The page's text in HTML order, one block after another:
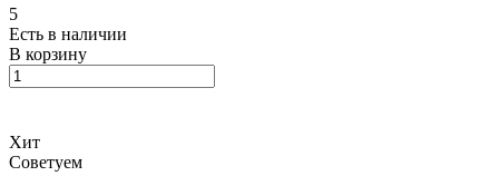
5
Есть в наличии
В корзину
Хит
Советуем